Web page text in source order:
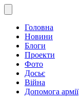
Головна
Новини
Блоги
Проекти
Фото
Досьє
Війна
Допомога армії